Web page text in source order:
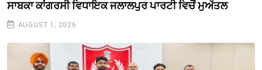
ਸਾਬਕਾ ਕਾਂਗਰਸੀ ਵਿਧਾਇਕ ਜਲਾਲਪੁਰ ਪਾਰਟੀ ਵਿਚੋਂ ਮੁਅੱਤਲ
AUGUST 1, 2026